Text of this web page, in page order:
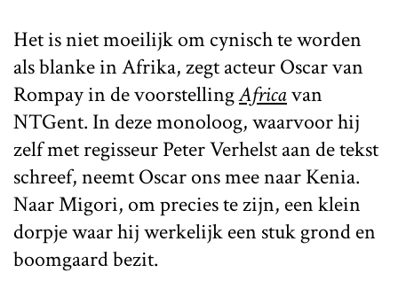
Het is niet moeilijk om cynisch te worden
als blanke in Afrika, zegt acteur Oscar van
Rompay in de voorstellingAfricavan
NTGent. In deze monoloog, waarvoor hij
zelf met regisseur Peter Verhelst aan de tekst
schreef, neemt Oscar ons mee naar Kenia.
Naar Migori, om precies te zijn, een klein
dorpje waar hij werkelijk een stuk grond en
boomgaard bezit.